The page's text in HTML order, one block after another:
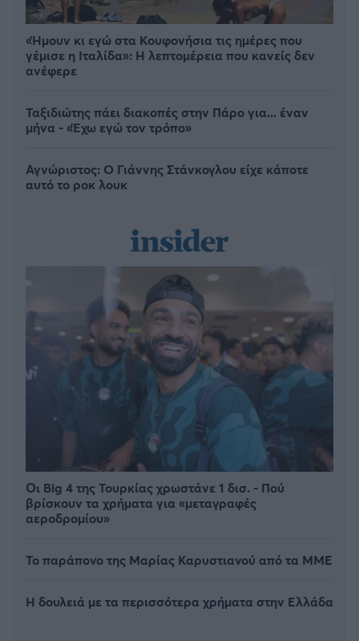
«Ήμουν κι εγώ στα Κουφονήσια τις ημέρες που
γέμισε η Ιταλίδα»: Η λεπτομέρεια που κανείς δεν
ανέφερε
Ταξιδιώτης πάει διακοπές στην Πάρο για... έναν
μήνα - «Έχω εγώ τον τρόπο»
Αγνώριστος: O Γιάννης Στάνκογλου είχε κάποτε
αυτό το ροκ λουκ
Οι Big 4 της Τουρκίας χρωστάνε 1 δισ. - Πού
βρίσκουν τα χρήματα για «μεταγραφές
αεροδρομίου»
Το παράπονο της Μαρίας Καρυστιανού από τα ΜΜΕ
Η δουλειά με τα περισσότερα χρήματα στην Ελλάδα